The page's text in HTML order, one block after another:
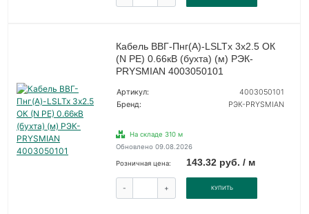
Кабель ВВГ-Пнг(А)-LSLTx 3х2.5 ОК
(N PE) 0.66кВ (бухта) (м) РЭК-
PRYSMIAN 4003050101
Артикул:
4003050101
Бренд:
РЭК-PRYSMIAN
На складе 310 м
Обновлено 09.08.2026
Розничная цена: 143.32 руб. / м
- + КУПИТЬ